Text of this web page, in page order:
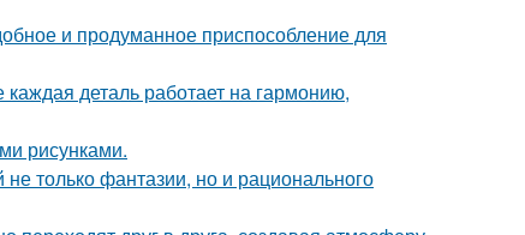
и продуманное приспособление для
деталь работает на гармонию,
рисунками.
только фантазии, но и рационального